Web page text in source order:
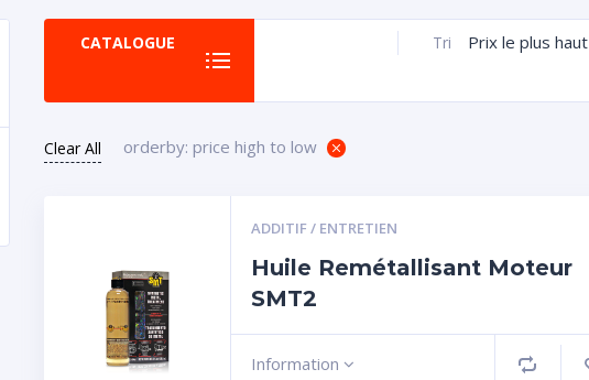
CATALOGUE Tri Prix le plus haut
Clear All orderby: price high to low
ADDITIF / ENTRETIEN
Huile Remétallisant Moteur
SMT2
Information